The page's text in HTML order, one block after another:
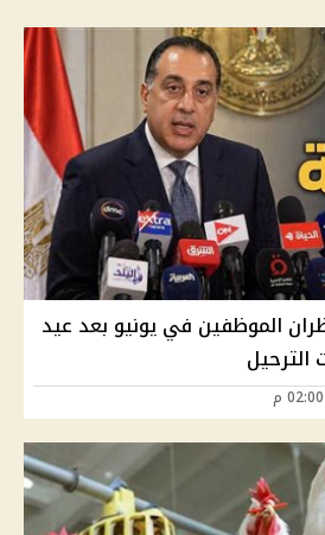
الموظفين في يونيو بعد عيد
الترحيل